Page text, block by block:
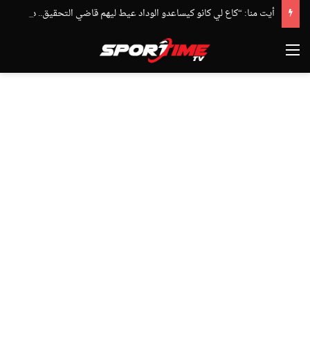
أيت منا: “كاع لي كانو كيساعدو الوداد عيط ليهم قاضي التحقيق.. دابا حتى شي واحد ما بقا باغي يعاون”
القائمة